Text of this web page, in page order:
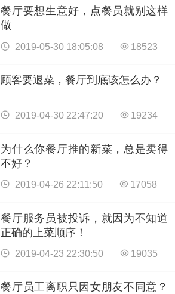
餐厅要想生意好，点餐员就别这样
做
2019-05-30 18:05:08 18523
顾客要退菜，餐厅到底该怎么办？
2019-04-30 22:47:20 19234
为什么你餐厅推的新菜，总是卖得
不好？
2019-04-26 22:11:50 17058
餐厅服务员被投诉，就因为不知道
正确的上菜顺序！
2019-04-23 22:30:50 19035
餐厅员工离职只因女朋友不同意？